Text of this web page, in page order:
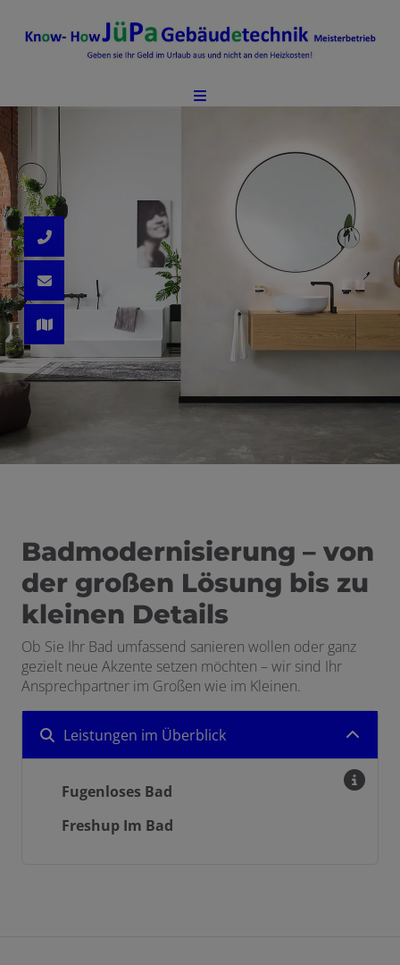
Badmodernisierung – von
der großen Lösung bis zu
kleinen Details
Ob Sie Ihr Bad umfassend sanieren wollen oder ganz
gezielt neue Akzente setzen möchten – wir sind Ihr
Ansprechpartner im Großen wie im Kleinen.
Leistungen im Überblick
Fugenloses Bad
Freshup Im Bad
schließen
öffnen und schließen
schließen